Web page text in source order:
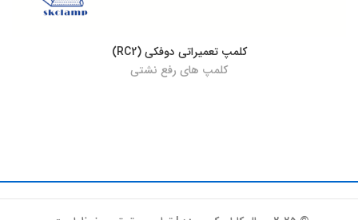
کلمپ تعمیراتی دوفکی (RC2)
کلمپ های رفع نشتی